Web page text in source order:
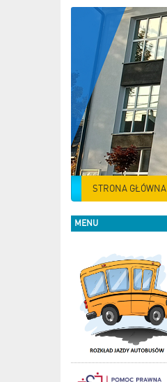
STRONA GŁÓWNA
MENU